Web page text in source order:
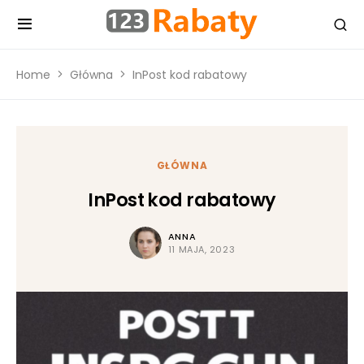
Home Główna InPost kod rabatowy
GŁÓWNA
InPost kod rabatowy
ANNA
11 MAJA, 2023